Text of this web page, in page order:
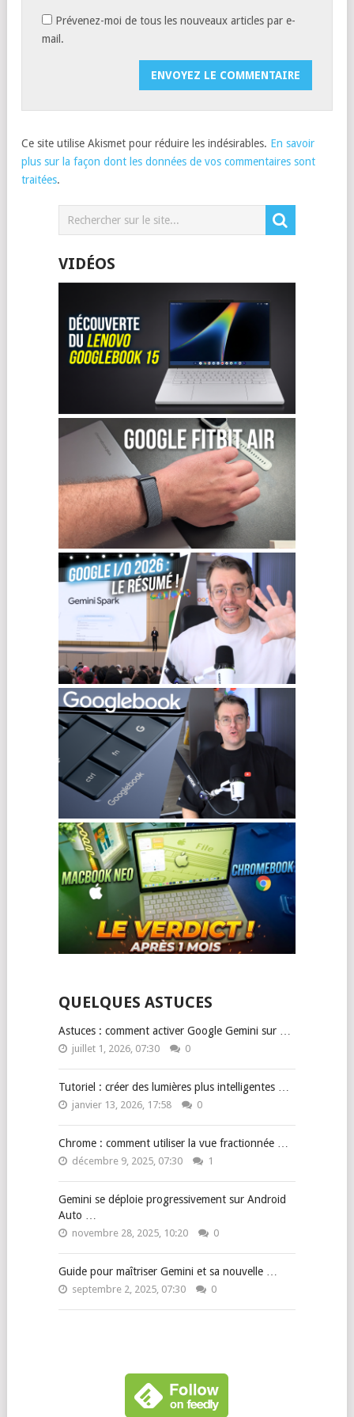
Prévenez-moi de tous les nouveaux articles par e-
mail.
Ce site utilise Akismet pour réduire les indésirables. En savoir
plus sur la façon dont les données de vos commentaires sont
traitées.
VIDÉOS
QUELQUES ASTUCES
Astuces : comment activer Google Gemini sur …
juillet 1, 2026, 07:30 0
Tutoriel : créer des lumières plus intelligentes …
janvier 13, 2026, 17:58 0
Chrome : comment utiliser la vue fractionnée …
décembre 9, 2025, 07:30 1
Gemini se déploie progressivement sur Android
Auto …
novembre 28, 2025, 10:20 0
Guide pour maîtriser Gemini et sa nouvelle …
septembre 2, 2025, 07:30 0